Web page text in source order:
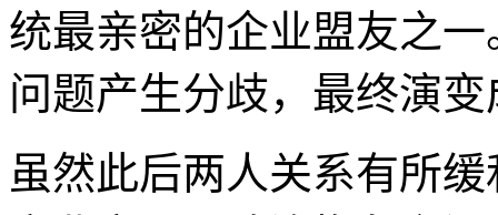
统最亲密的企业盟友之
问题产生分歧，最终演
虽然此后两人关系有所